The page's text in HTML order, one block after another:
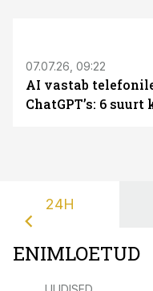
07.07.26, 09:22
AI vastab
ChatGPT’s: 6
24H
ENIMLOETUD